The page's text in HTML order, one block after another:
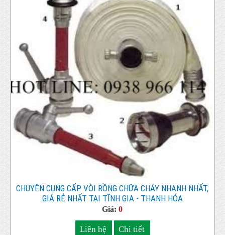
CHUYÊN CUNG CẤP VÒI RỒNG CHỮA CHÁY NHANH NHẤT,
GIÁ RẺ NHẤT TẠI TĨNH GIA - THANH HÓA
Giá:0
Liên hệ Chi tiết